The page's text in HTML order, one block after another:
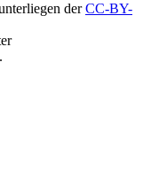
derCC-BY-
.